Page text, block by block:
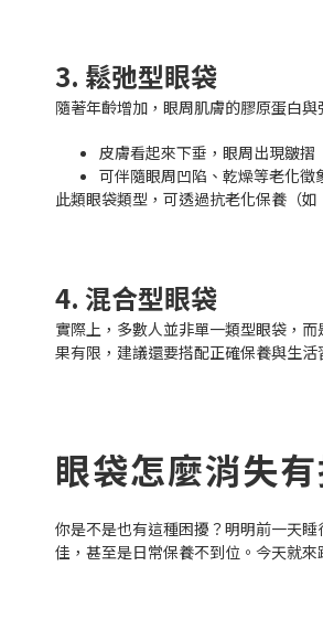
3. 鬆弛型眼袋
隨著年齡增加，眼周肌膚的膠原蛋白
皮膚看起來下垂，眼周出現皺摺
可伴隨眼周凹陷、乾燥等老化徵
此類眼袋類型，可透過抗老化保養（
4. 混合型眼袋
實際上，多數人並非單一類型眼袋，
果有限，建議還要搭配正確保養與生
眼袋怎麼消失
你是不是也有這種困擾？明明前一天
佳，甚至是日常保養不到位。今天就